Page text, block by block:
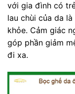
với gia đình có
lau chùi của da
khỏe. Cảm giác
góp phần giảm
đi xa.